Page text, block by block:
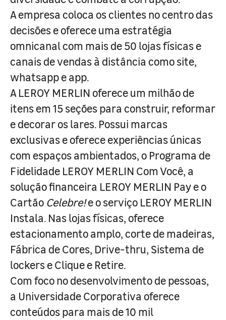
A empresa coloca os clientes no centro das
decisões e oferece uma estratégia
omnicanal com mais de 50 lojas físicas e
canais de vendas à distância como site,
whatsapp e app.
A LEROY MERLIN oferece um milhão de
itens em 15 seções para construir, reformar
e decorar os lares. Possui marcas
exclusivas e oferece experiências únicas
com espaços ambientados, o Programa de
Fidelidade LEROY MERLIN Com Você, a
solução financeira LEROY MERLIN Pay e o
Cartão Celebre!e o serviço LEROY MERLIN
Instala. Nas lojas físicas, oferece
estacionamento amplo, corte de madeiras,
Fábrica de Cores, Drive-thru, Sistema de
lockers e Clique e Retire.
Com foco no desenvolvimento de pessoas,
a Universidade Corporativa oferece
conteúdos para mais de 10 mil